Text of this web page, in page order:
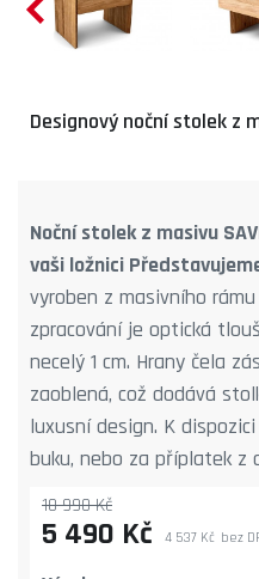
Designový noční stolek z
Noční stolek z masivu
vaši ložnici
vyroben z masivního
zpracování je optická
necelý 1 cm. Hrany čela
zaoblená, což dodává
luxusní design. K
buku, nebo za příplatek z
5 490 Kč bez
4 537 Kč
10 990 Kč